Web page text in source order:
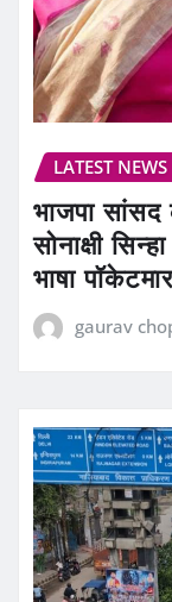
LATEST NEWS
भाजपा
सोनाक्षी
भाषा
gaurav